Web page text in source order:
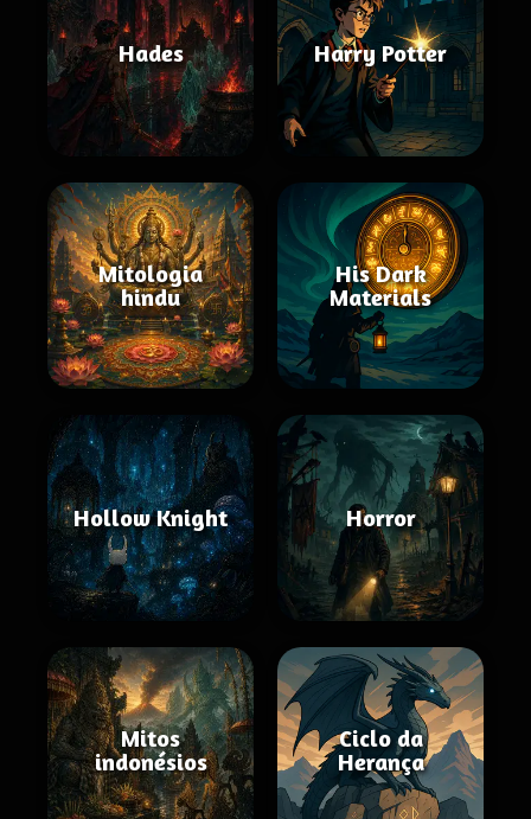
Hades Harry Potter
Mitologia
hindu
His Dark
Materials
Hollow Knight Horror
Mitos
indonésios
Ciclo da
Herança